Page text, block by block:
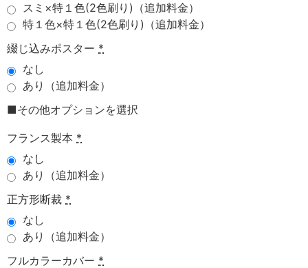
スミ×特１色(2色刷り)（追加料金）
特１色×特１色(2色刷り)（追加料金）
綴じ込みポスター *
なし
あり（追加料金）
■その他オプションを選択
フランス製本 *
なし
あり（追加料金）
正方形断裁 *
なし
あり（追加料金）
フルカラーカバー *